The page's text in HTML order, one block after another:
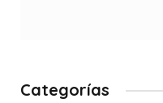
Categorías